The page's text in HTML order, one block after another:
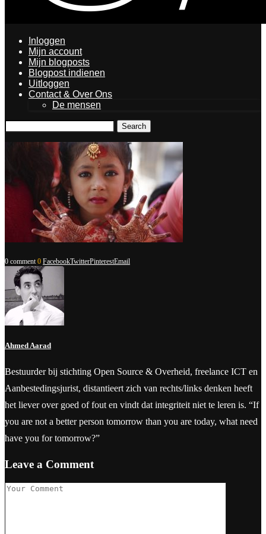
Inloggen
Mijn account
Mijn blogposts
Blogpost indienen
Uitloggen
Contact & Over Ons
De mensen
Search
0 comment 0 FacebookTwitterPinterestEmail
Ahmed Aarad
Bestuurder bij stichting Open Source & Overheid, freelance ICT en
Aanbestedingsjurist, distantieert zich van rechts/links denken heeft
het liever over goed of fout en vindt dat integriteit niet te leren is. “If
you are not a better person tomorrow than you are today, what need
have you for tomorrow?”
Leave a Comment